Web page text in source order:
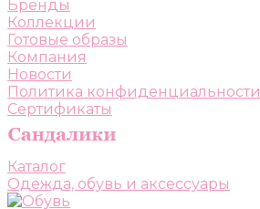
Бренды
Коллекции
Готовые образы
Компания
Новости
Политика конфиденциальности
Сертификаты
Каталог
Одежда, обувь и аксессуары